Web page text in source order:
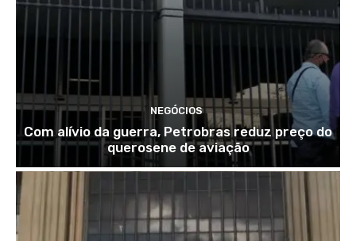
NEGÓCIOS
Com alívio da guerra, Petrobras reduz preço do
querosene de aviação